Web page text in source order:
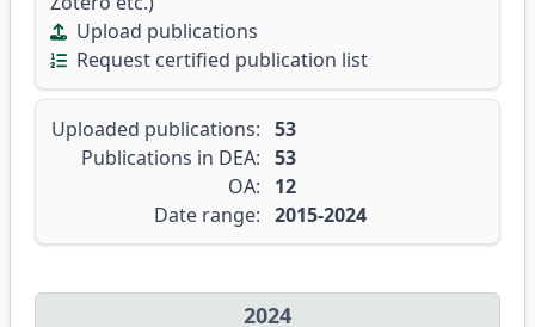
Upload publications
Request certified publication list
Uploaded publications: 53
Publications in DEA: 53
OA:
12
Date range: 2015-2024
2024